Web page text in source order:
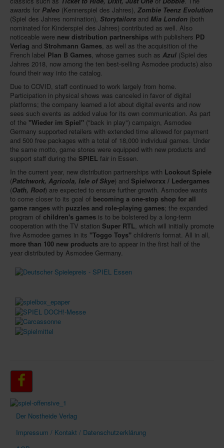
awards for Paleo (Kennerspiel des Jahres), Zombie Teenz Evolution
(Spiel des Jahres nomination), Storytailors and Mia London (both
nominated for Kinderspiel des Jahres) contributed as well. Also
noticeable were new distribution partnerships with publishers PD
Verlag and Strohmann Games , as well as the acquisition of the
French label Plan B Games , whose games such as Azul (Spiel des
Jahres 2018, now among the ten best-selling Asmodee products) also
found their way into the catalog.
Due to COVID, staff continued to work largely from home.
Participation in physical shows was canceled in favor of digital
platforms; the company learned a lot about digital events and now
sees such events as added value for its own communication. As part
of the "Wieder im Spiel" ("back in play") campaign, Asmodee
Germany supported retailers with extended time allowed for payment
and 500 free packages with a total of 18,000 individual games. Under
the same motto, game stores were equipped with new products and
support staff during the SPIEL fair in Essen.
In the current year, new distribution partnerships with Lookout Spiele
(Patchwork, Agricola, Isle of Skye) and Spielworxx / Ledergames
(Oath, Root) are expected to ensure further growth. Asmodee wants
to come closer to its goal of becoming a one-stop shop for all
game ranges with puzzles and role-playing games; the expanded
program of children's games is to be bolstered by a long-term
cooperation with the TV station Super RTL , which will initially promote
five Asmodee games in its "Toggo Toys" children's format. All in all,
more than 100 new products are to appear in the first half of the
year distributed by Asmodee Germany.
Der Nostheide Verlag
Impressum / Kontakt / Datenschutzerklärung